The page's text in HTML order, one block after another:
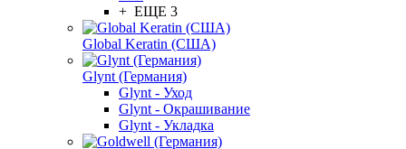
+ ЕЩЕ 3
Global Keratin (США)
Glynt (Германия)
Glynt - Уход
Glynt - Окрашивание
Glynt - Укладка